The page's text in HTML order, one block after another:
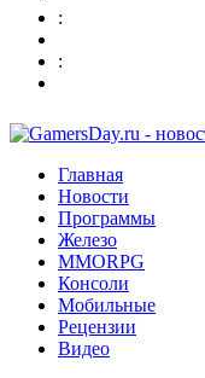
:
:
Главная
Новости
Программы
Железо
MMORPG
Консоли
Мобильные
Рецензии
Видео